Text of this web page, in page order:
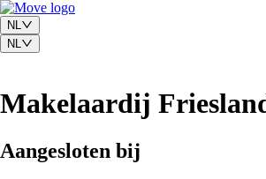
NL
NL
Makelaardij
Aangesloten bij